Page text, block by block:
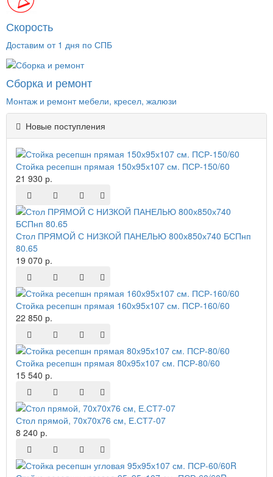
Скорость
Доставим от 1 дня по СПБ
Сборка и ремонт
Монтаж и ремонт мебели, кресел, жалюзи
Новые поступления
Стойка ресепшн прямая 150х95х107 см. ПСР-150/60
21 930 р.
Стол ПРЯМОЙ С НИЗКОЙ ПАНЕЛЬЮ 800х850х740 БСПнп
80.65
19 070 р.
Стойка ресепшн прямая 160х95х107 см. ПСР-160/60
22 850 р.
Стойка ресепшн прямая 80х95х107 см. ПСР-80/60
15 540 р.
Стол прямой, 70x70x76 см, Е.СТ7-07
8 240 р.